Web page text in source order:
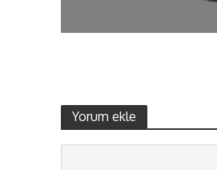
Yorum ekle